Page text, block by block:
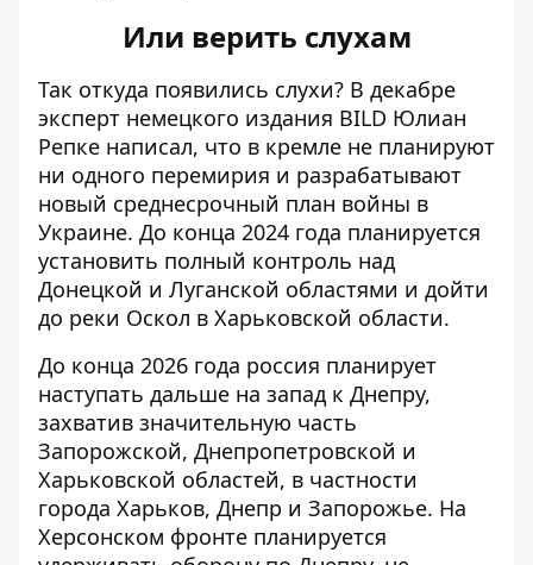
Или верить слухам
Так откуда появились слухи? В декабре
эксперт немецкого издания BILD Юлиан
Репке написал, что в кремле не планируют
ни одного перемирия и разрабатывают
новый среднесрочный план войны в
Украине. До конца 2024 года планируется
установить полный контроль над
Донецкой и Луганской областями и дойти
до реки Оскол в Харьковской области.
До конца 2026 года россия планирует
наступать дальше на запад к Днепру,
захватив значительную часть
Запорожской, Днепропетровской и
Харьковской областей, в частности
города Харьков, Днепр и Запорожье. На
Херсонском фронте планируется